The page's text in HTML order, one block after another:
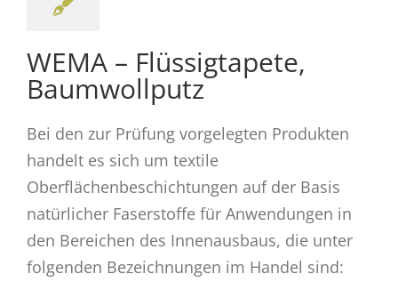
WEMA – Flüssigtapete,
Baumwollputz
Bei den zur Prüfung vorgelegten Produkten
handelt es sich um textile
Oberflächenbeschichtungen auf der Basis
natürlicher Faserstoffe für Anwendungen in
den Bereichen des Innenausbaus, die unter
folgenden Bezeichnungen im Handel sind: